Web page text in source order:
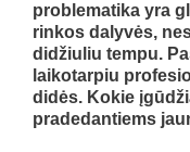
problematika yra
rinkos dalyvės,
didžiuliu tempu.
laikotarpiu
didės. Kokie
pradedantiems